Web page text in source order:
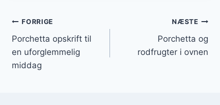
Indlægsnavigation
FORRIGE
Porchetta opskrift til
en uforglemmelig
middag
NÆSTE
Porchetta og
rodfrugter i ovnen